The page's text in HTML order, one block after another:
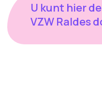
U kunt hier
VZW Raldes